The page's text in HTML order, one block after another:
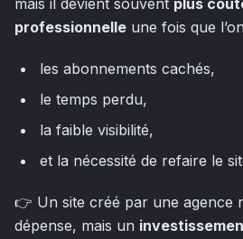
mais il devient souvent plus
professionnelle une fois que
les abonnements cachés,
le temps perdu,
la faible visibilité,
et la nécessité de refaire le
👉 Un site créé par une agence
dépense, mais un